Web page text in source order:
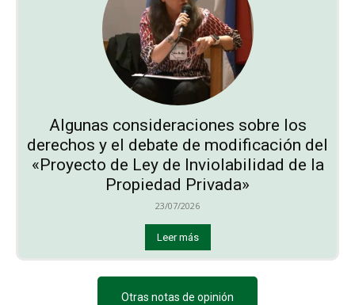
Algunas consideraciones sobre los
derechos y el debate de modificación del
«Proyecto de Ley de Inviolabilidad de la
Propiedad Privada»
23/07/2026
Leer más
Otras notas de opinión